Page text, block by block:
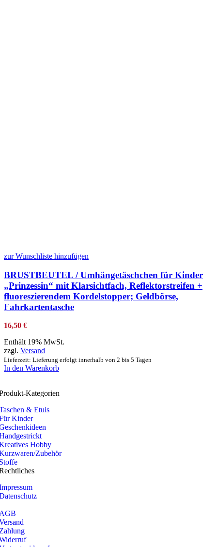
zur Wunschliste hinzufügen
BRUSTBEUTEL / Umhängetäschchen für Kinder
„Prinzessin“ mit Klarsichtfach, Reflektorstreifen +
fluoreszierendem Kordelstopper; Geldbörse,
Fahrkartentasche
16,50 €
Enthält 19% MwSt.
zzgl. Versand
Lieferzeit: Lieferung erfolgt innerhalb von 2 bis 5 Tagen
In den Warenkorb
Kategorien
& Etuis
Kinder
Hobby
Zubehör